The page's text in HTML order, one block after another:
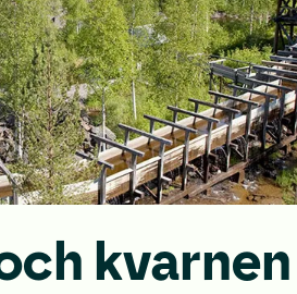
kvarnen